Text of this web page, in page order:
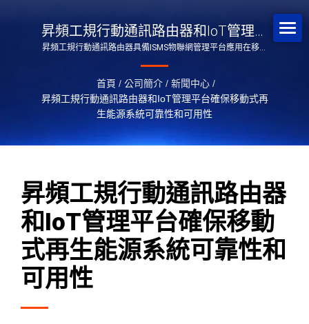
昇頻工規行動通訊路由器和IoT管理平
台確保移動式再生能源系統可靠性和
可用性
昇頻工規行動通訊路由器具備ISMS物聯網管理平台應用在移動
首頁 / 公司簡介 / 新聞中心 /
昇頻工規行動通訊路由器和IoT管理平台確保移動式再
生能源系統可靠性和可用性
昇頻工規行動通訊路由器
和IoT管理平台確保移動
式再生能源系統可靠性和
可用性